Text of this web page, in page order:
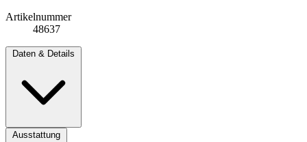
Artikelnummer
48637
Daten & Details
Ausstattung